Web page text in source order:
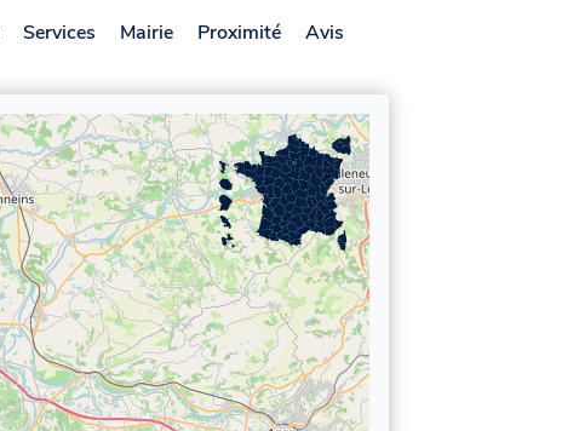
Services Mairie Proximité Avis